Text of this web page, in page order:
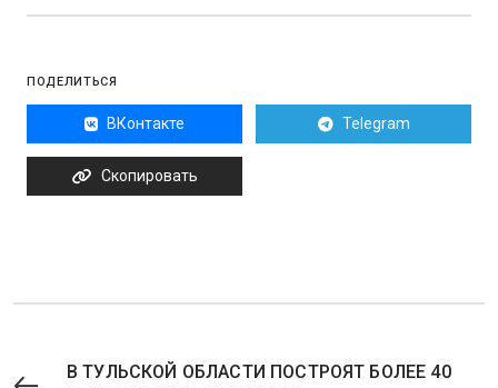
ПОДЕЛИТЬСЯ
ВКонтакте Telegram
Скопировать
В ТУЛЬСКОЙ ОБЛАСТИ ПОСТРОЯТ БОЛЕЕ 40